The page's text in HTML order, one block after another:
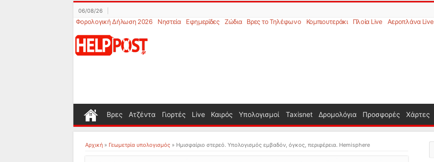
06/08/26
Φορολογική Δήλωση 2026 Νηστεία Εφημερίδες Ζώδια Βρες το Τηλέφωνο Κομπιουτεράκι Πλοία Live Αεροπλάνα Live
Βρες Ατζέντα Γιορτές Live Καιρός Υπολογισμοί Taxisnet Δρομολόγια Προσφορές Χάρτες
Αρχική» Γεωμετρία υπολογισμός» Ημισφαίριο στερεό. Υπολογισμός εμβαδόν, όγκος, περιφέρεια. Hemisphere